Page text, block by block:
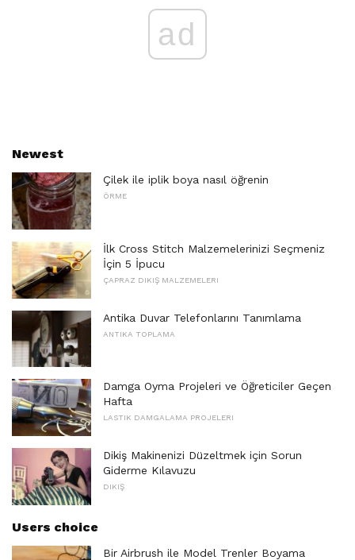
ad
Newest
Çilek ile iplik boya nasıl öğrenin
ÖRME
İlk Cross Stitch Malzemelerinizi Seçmeniz
İçin 5 İpucu
ÇAPRAZ DIKIŞ MALZEMELERI
Antika Duvar Telefonlarını Tanımlama
ANTIKA TOPLAMA
Damga Oyma Projeleri ve Öğreticiler Geçen
Hafta
LASTIK DAMGALAMA PROJELERI
Dikiş Makinenizi Düzeltmek için Sorun
Giderme Kılavuzu
DIKIŞ
Users choice
Bir Airbrush ile Model Trenler Boyama